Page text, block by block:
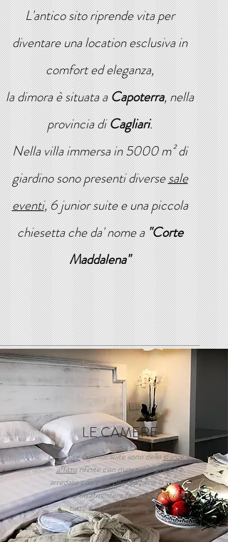
L'antico sito riprende vita per
diventare una location esclusiva in
comfort ed eleganza,
la dimora è situata aCapoterra, nella
provincia diCagliari.
Nella villa immersa in 5000 m² di
giardino sono presenti diversesale
eventi, 6 junior suite e una piccola
chiesetta che da' nome a"Corte
Maddalena"
LE CAMERE
Le nostre 6 junior suite sono dellestanze in
affittorifinite con materiali di pregio e
arredate con cura per esaltarne la storia e
creare un'atmosfera familiare che riveli
tutto il calore dell'accoglienza.